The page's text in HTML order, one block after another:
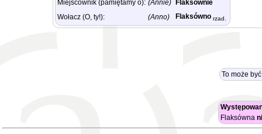
Miejscownik (pamiętamy o): (Annie)
Flaksównie
Wołacz (O, ty!):
(Anno) Flaksówno rzad.
To może
Flaksówna